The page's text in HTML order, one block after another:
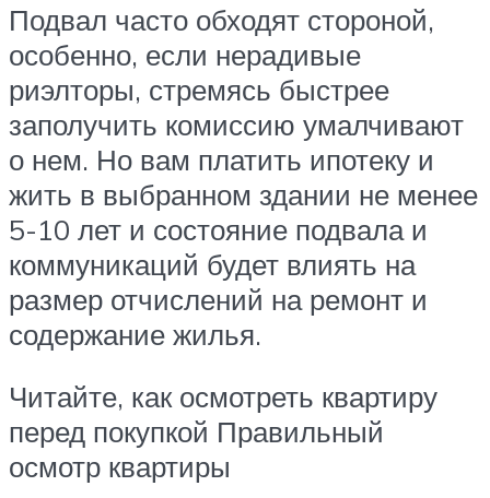
Подвал часто обходят стороной,
особенно, если нерадивые
риэлторы, стремясь быстрее
заполучить комиссию умалчивают
о нем. Но вам платить ипотеку и
жить в выбранном здании не менее
5-10 лет и состояние подвала и
коммуникаций будет влиять на
размер отчислений на ремонт и
содержание жилья.
Читайте, как осмотреть квартиру
перед покупкой Правильный
осмотр квартиры